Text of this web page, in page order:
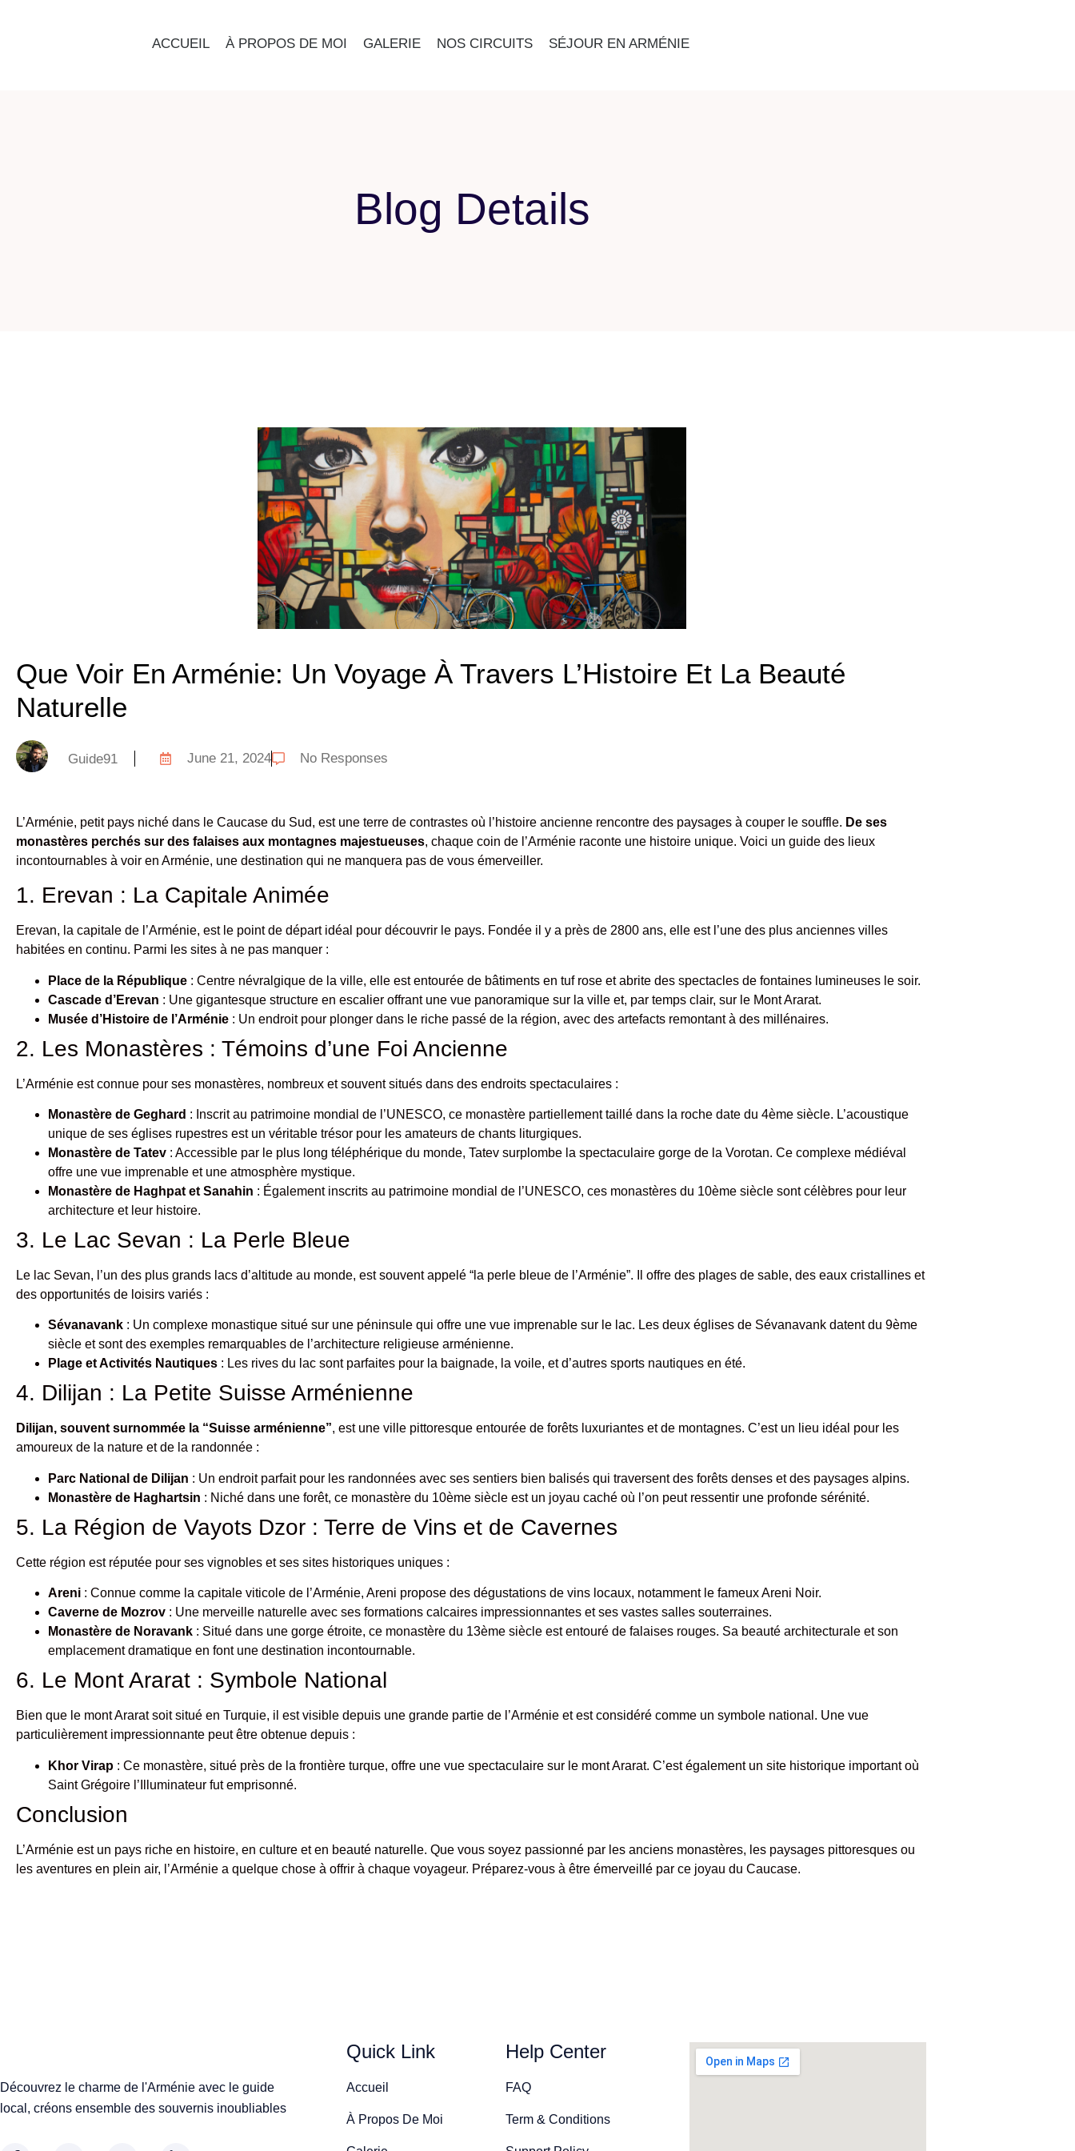
ACCUEIL À PROPOS DE MOI GALERIE NOS CIRCUITS SÉJOUR EN ARMÉNIE
Blog Details
Que Voir En Arménie: Un Voyage À Travers L’Histoire Et La Beauté
Naturelle
Guide91 June 21, 2024 No Responses
L’Arménie, petit pays niché dans le Caucase du Sud, est une terre de contrastes où l’histoire ancienne rencontre des paysages à couper le souffle. De ses
monastères perchés sur des falaises aux montagnes majestueuses, chaque coin de l’Arménie raconte une histoire unique. Voici un guide des lieux
incontournables à voir en Arménie, une destination qui ne manquera pas de vous émerveiller.
1. Erevan : La Capitale Animée
Erevan, la capitale de l’Arménie, est le point de départ idéal pour découvrir le pays. Fondée il y a près de 2800 ans, elle est l’une des plus anciennes villes
habitées en continu. Parmi les sites à ne pas manquer :
Place de la République : Centre névralgique de la ville, elle est entourée de bâtiments en tuf rose et abrite des spectacles de fontaines lumineuses le soir.
Cascade d’Erevan : Une gigantesque structure en escalier offrant une vue panoramique sur la ville et, par temps clair, sur le Mont Ararat.
Musée d’Histoire de l’Arménie : Un endroit pour plonger dans le riche passé de la région, avec des artefacts remontant à des millénaires.
2. Les Monastères : Témoins d’une Foi Ancienne
L’Arménie est connue pour ses monastères, nombreux et souvent situés dans des endroits spectaculaires :
Monastère de Geghard : Inscrit au patrimoine mondial de l’UNESCO, ce monastère partiellement taillé dans la roche date du 4ème siècle. L’acoustique
unique de ses églises rupestres est un véritable trésor pour les amateurs de chants liturgiques.
Monastère de Tatev : Accessible par le plus long téléphérique du monde, Tatev surplombe la spectaculaire gorge de la Vorotan. Ce complexe médiéval
offre une vue imprenable et une atmosphère mystique.
Monastère de Haghpat et Sanahin : Également inscrits au patrimoine mondial de l’UNESCO, ces monastères du 10ème siècle sont célèbres pour leur
architecture et leur histoire.
3. Le Lac Sevan : La Perle Bleue
Le lac Sevan, l’un des plus grands lacs d’altitude au monde, est souvent appelé “la perle bleue de l’Arménie”. Il offre des plages de sable, des eaux cristallines et
des opportunités de loisirs variés :
Sévanavank : Un complexe monastique situé sur une péninsule qui offre une vue imprenable sur le lac. Les deux églises de Sévanavank datent du 9ème
siècle et sont des exemples remarquables de l’architecture religieuse arménienne.
Plage et Activités Nautiques : Les rives du lac sont parfaites pour la baignade, la voile, et d’autres sports nautiques en été.
4. Dilijan : La Petite Suisse Arménienne
Dilijan, souvent surnommée la “Suisse arménienne”, est une ville pittoresque entourée de forêts luxuriantes et de montagnes. C’est un lieu idéal pour les
amoureux de la nature et de la randonnée :
Parc National de Dilijan : Un endroit parfait pour les randonnées avec ses sentiers bien balisés qui traversent des forêts denses et des paysages alpins.
Monastère de Haghartsin : Niché dans une forêt, ce monastère du 10ème siècle est un joyau caché où l’on peut ressentir une profonde sérénité.
5. La Région de Vayots Dzor : Terre de Vins et de Cavernes
Cette région est réputée pour ses vignobles et ses sites historiques uniques :
Areni : Connue comme la capitale viticole de l’Arménie, Areni propose des dégustations de vins locaux, notamment le fameux Areni Noir.
Caverne de Mozrov : Une merveille naturelle avec ses formations calcaires impressionnantes et ses vastes salles souterraines.
Monastère de Noravank : Situé dans une gorge étroite, ce monastère du 13ème siècle est entouré de falaises rouges. Sa beauté architecturale et son
emplacement dramatique en font une destination incontournable.
6. Le Mont Ararat : Symbole National
Bien que le mont Ararat soit situé en Turquie, il est visible depuis une grande partie de l’Arménie et est considéré comme un symbole national. Une vue
particulièrement impressionnante peut être obtenue depuis :
Khor Virap : Ce monastère, situé près de la frontière turque, offre une vue spectaculaire sur le mont Ararat. C’est également un site historique important où
Saint Grégoire l’Illuminateur fut emprisonné.
Conclusion
L’Arménie est un pays riche en histoire, en culture et en beauté naturelle. Que vous soyez passionné par les anciens monastères, les paysages pittoresques ou
les aventures en plein air, l’Arménie a quelque chose à offrir à chaque voyageur. Préparez-vous à être émerveillé par ce joyau du Caucase.
Découvrez le charme de l'Arménie avec le guide
local, créons ensemble des souvernis inoubliables
Quick Link
Accueil
À Propos De Moi
Help Center
FAQ
Term & Conditions